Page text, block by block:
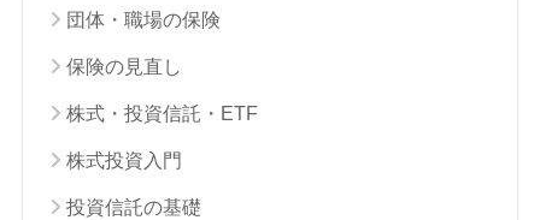
団体・職場の保険
保険の見直し
株式・投資信託・ETF
株式投資入門
投資信託の基礎